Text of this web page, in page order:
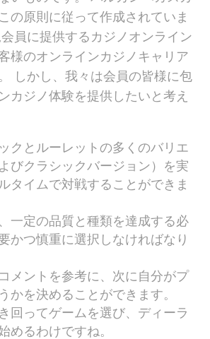
の原則に従って作成されていま
員に提供するカジノオンライン
様のオンラインカジノキャリア
しかし、我々は会員の皆様に包
カジノ体験を提供したいと考え
クとルーレットの多くのバリエ
びクラシックバージョン）を実
タイムで対戦することができま
一定の品質と種類を達成する必
かつ慎重に選択しなければなり
メントを参考に、次に自分がプ
かを決めることができます。
回ってゲームを選び、ディーラ
めるわけですね。